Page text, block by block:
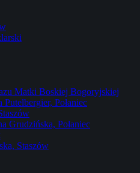
Matki Boskiej Bogoryjskiej
Połaniec
Grudzińska, Połaniec
Staszów